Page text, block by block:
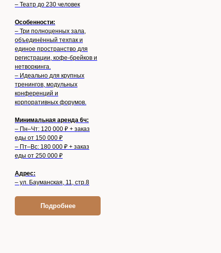
– Театр до 230 человек
Особенности:
– Три полноценных зала,
объединённый техпак и
единое пространство для
регистрации, кофе-брейков и
нетворкинга.
– Идеально для крупных
тренингов, модульных
конференций и
корпоративных форумов.
Минимальная аренда 6ч:
– Пн–Чт: 120 000 ₽ + заказ
еды от 150 000 ₽
– Пт–Вс: 180 000 ₽ + заказ
еды от 250 000 ₽
Адрес:
– ул. Бауманская, 11, стр.8
Подробнее